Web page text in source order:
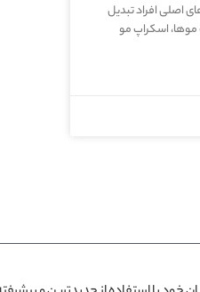
اصلی افراد تبدیل
اسکراپ مو